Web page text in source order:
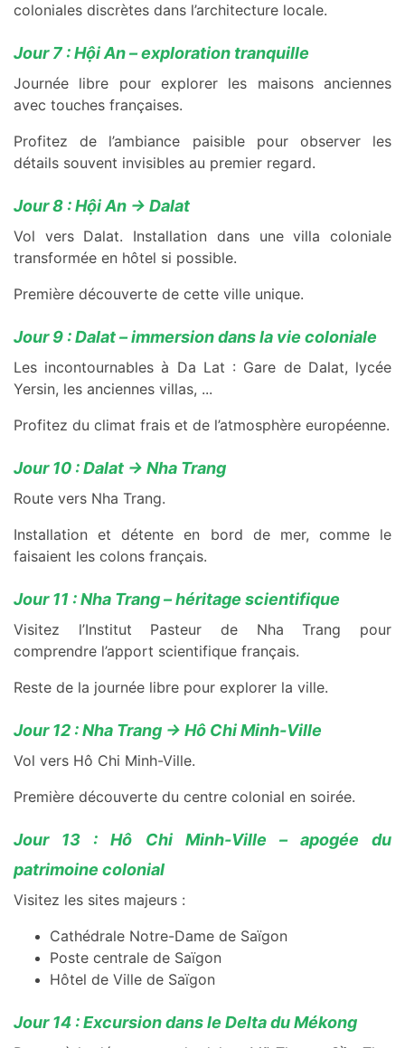
coloniales discrètes dans l’architecture locale.
Jour 7 : Hội An – exploration tranquille
Journée libre pour explorer les maisons anciennes
avec touches françaises.
Profitez de l’ambiance paisible pour observer les
détails souvent invisibles au premier regard.
Jour 8 : Hội An → Dalat
Vol vers Dalat. Installation dans une villa coloniale
transformée en hôtel si possible.
Première découverte de cette ville unique.
Jour 9 : Dalat – immersion dans la vie coloniale
Les incontournables à Da Lat : Gare de Dalat, lycée
Yersin, les anciennes villas, ...
Profitez du climat frais et de l’atmosphère européenne.
Jour 10 : Dalat → Nha Trang
Route vers Nha Trang.
Installation et détente en bord de mer, comme le
faisaient les colons français.
Jour 11 : Nha Trang – héritage scientifique
Visitez l’Institut Pasteur de Nha Trang pour
comprendre l’apport scientifique français.
Reste de la journée libre pour explorer la ville.
Jour 12 : Nha Trang → Hô Chi Minh-Ville
Vol vers Hô Chi Minh-Ville.
Première découverte du centre colonial en soirée.
Jour 13 : Hô Chi Minh-Ville – apogée du
patrimoine colonial
Visitez les sites majeurs :
Cathédrale Notre-Dame de Saïgon
Poste centrale de Saïgon
Hôtel de Ville de Saïgon
Jour 14 : Excursion dans le Delta du Mékong